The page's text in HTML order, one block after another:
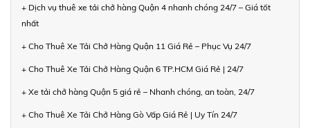
+ Dịch vụ thuê xe tải chở hàng Quận 4 nhanh chóng 24/7 – Giá tốt
nhất
+ Cho Thuê Xe Tải Chở Hàng Quận 11 Giá Rẻ – Phục Vụ 24/7
+ Cho Thuê Xe Tải Chở Hàng Quận 6 TP.HCM Giá Rẻ | 24/7
+ Xe tải chở hàng Quận 5 giá rẻ – Nhanh chóng, an toàn, 24/7
+ Cho Thuê Xe Tải Chở Hàng Gò Vấp Giá Rẻ | Uy Tín 24/7